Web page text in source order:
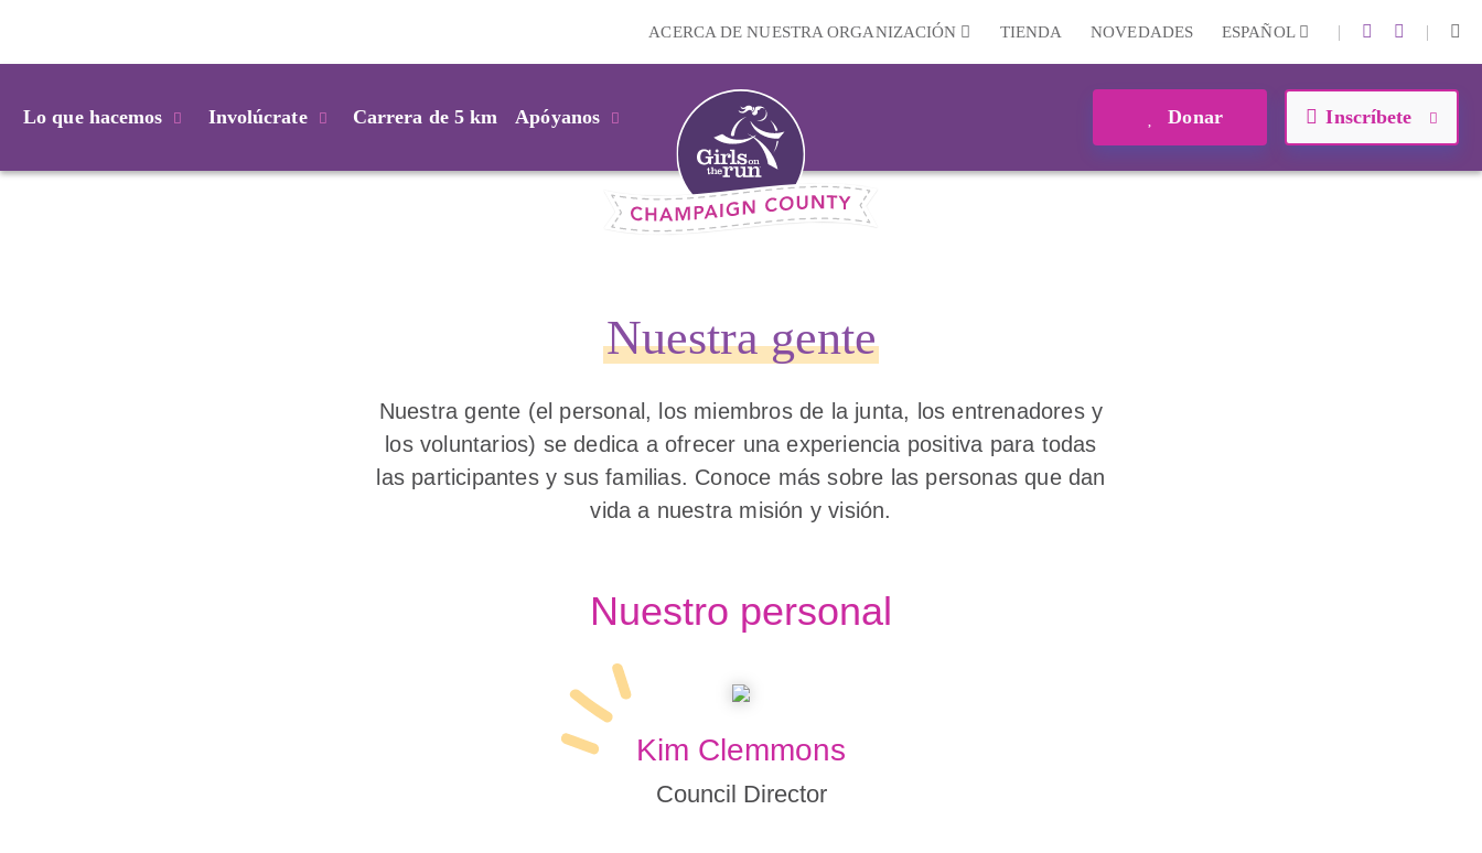
ACERCA DE NUESTRA ORGANIZACIÓN TIENDA NOVEDADES ESPAÑOL | |
Lo que hacemos Involúcrate Carrera de 5 km Apóyanos Donar Inscríbete
Nuestra gente
Nuestra gente (el personal, los miembros de la junta, los entrenadores y
los voluntarios) se dedica a ofrecer una experiencia positiva para todas
las participantes y sus familias. Conoce más sobre las personas que dan
vida a nuestra misión y visión.
Nuestro personal
Kim Clemmons
Council Director